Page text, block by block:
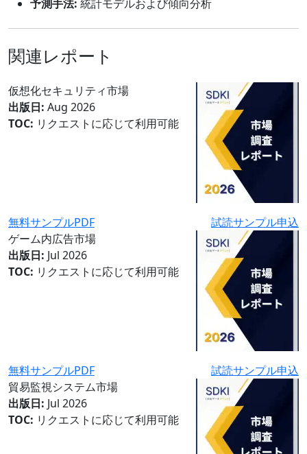
予測手法: 統計モデルおよび傾向分析
関連レポート
仮想化セキュリティ市場
出版日: Aug 2026
TOC: リクエストに応じて利用可能
無料サンプルPDF
試読サンプル申込
ゲーム内広告市場
出版日: Jul 2026
TOC: リクエストに応じて利用可能
無料サンプルPDF
試読サンプル申込
貿易監視システム市場
出版日: Jul 2026
TOC: リクエストに応じて利用可能